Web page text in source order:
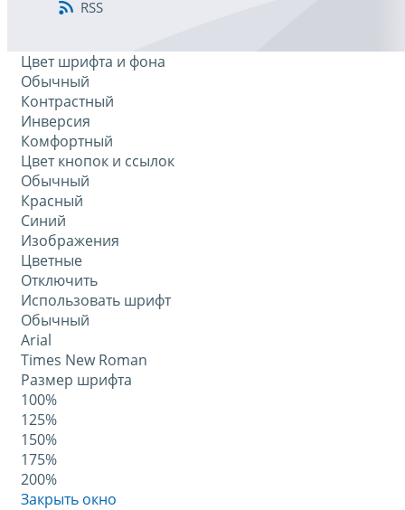
RSS
Цвет шрифта и фона
Обычный
Контрастный
Инверсия
Комфортный
Цвет кнопок и ссылок
Обычный
Красный
Синий
Изображения
Цветные
Отключить
Использовать шрифт
Обычный
Arial
Times New Roman
Размер шрифта
100%
125%
150%
175%
200%
Закрыть окно